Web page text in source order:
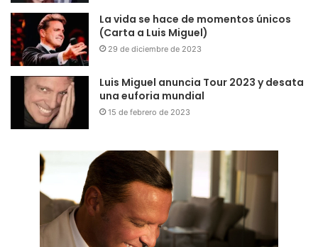
La vida se hace de momentos únicos
(Carta a Luis Miguel)
29 de diciembre de 2023
Luis Miguel anuncia Tour 2023 y desata
una euforia mundial
15 de febrero de 2023